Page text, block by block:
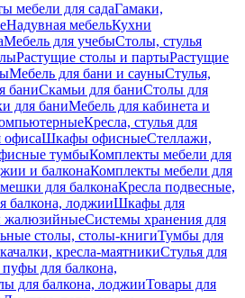
мебели для садаГамаки,
Надувная мебельКухни
Мебель для учебыСтолы, стулья
Растущие столы и партыРастущие
Мебель для бани и сауныСтулья,
баниСкамьи для баниСтолы для
для баниМебель для кабинета и
Кресла, стулья для
офисаШкафы офисныеСтеллажи,
тумбыКомплекты мебели для
и балконаКомплекты мебели для
для балконаКресла подвесные,
балкона, лоджииШкафы для
жалюзийныеСистемы хранения для
столы, столы-книгиТумбы для
кресла-маятникиСтулья для
для балкона,
для балкона, лоджииТовары для